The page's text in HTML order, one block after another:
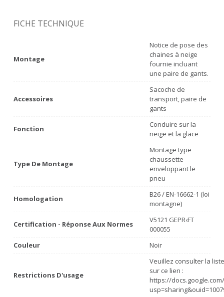
FICHE TECHNIQUE
Montage
Notice de pose des
chaines à neige
fournie incluant
une paire de gants.
Accessoires
Sacoche de
transport, paire de
gants
Fonction
Conduire sur la
neige et la glace
Type De Montage
Montage type
chaussette
enveloppant le
pneu
Homologation
B26 / EN-16662-1 (loi
montagne)
Certification - Réponse Aux Normes
V5121 GEPR‹FT
000055
Couleur
Noir
Restrictions D'usage
Veuillez consulter la
sur ce lien :
https://